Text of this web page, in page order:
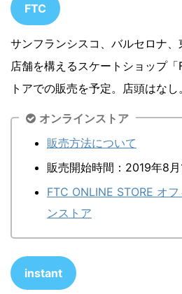
FTC
サンフランシスコ、バルセロナ
店舗を構えるスケートショップ
トアでの販売を予定。店頭はなし。
オンラインストア
販売方法について
販売開始時間：2019年8
FTC ONLINE STORE オ
ンストア
instant